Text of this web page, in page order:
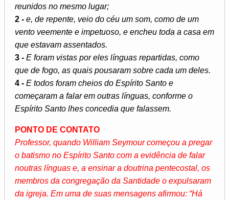
reunidos no mesmo lugar;
2 - e, de repente, veio do céu um som, como de um
vento veemente e impetuoso, e encheu toda a casa em
que estavam assentados.
3 - E foram vistas por eles línguas repartidas, como
que de fogo, as quais pousaram sobre cada um deles.
4 - E todos foram cheios do Espírito Santo e
começaram a falar em outras línguas, conforme o
Espírito Santo lhes concedia que falassem.
PONTO DE CONTATO
Professor, quando William Seymour começou a pregar
o batismo no Espírito Santo com a evidência de falar
noutras línguas e, a ensinar a doutrina pentecostal, os
membros da congregação da Santidade o expulsaram
da igreja. Em uma de suas mensagens afirmou: “Há